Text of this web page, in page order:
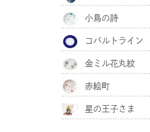
小鳥の詩
コバルトライン
金ミル花丸紋
赤絵町
星の王子さま